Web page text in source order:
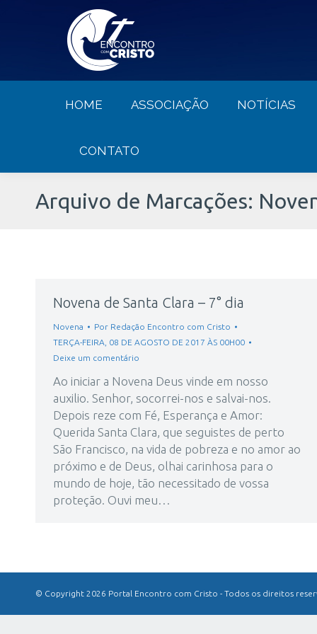
HOME ASSOCIAÇÃO NOTÍCIAS
CONTATO
Arquivo de Marcações:
Novena de Santa Clara – 7° dia
Novena Por Redação Encontro com Cristo
TERÇA-FEIRA, 08 DE AGOSTO DE 2017 ÀS 00H00
Deixe um comentário
Ao iniciar a Novena Deus vinde em nosso
auxilio. Senhor, socorrei-nos e salvai-nos.
Depois reze com Fé, Esperança e Amor:
Querida Santa Clara, que seguistes de perto
São Francisco, na vida de pobreza e no amor ao
próximo e de Deus, olhai carinhosa para o
mundo de hoje, tão necessitado de vossa
proteção. Ouvi meu…
© Copyright 2026 Portal Encontro com Cristo - Todos os direitos
HOME